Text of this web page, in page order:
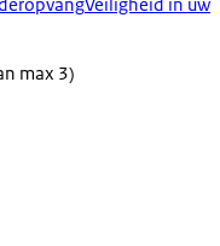
max 3)